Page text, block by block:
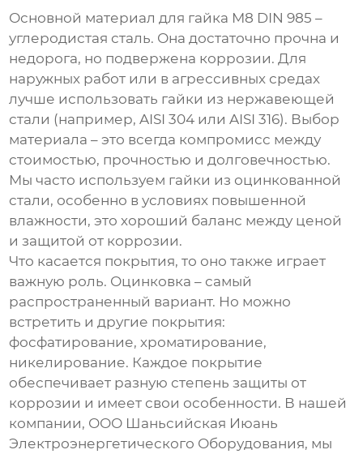
Основной материал для гайка М8 DIN 985 –
углеродистая сталь. Она достаточно прочна и
недорога, но подвержена коррозии. Для
наружных работ или в агрессивных средах
лучше использовать гайки из нержавеющей
стали (например, AISI 304 или AISI 316). Выбор
материала – это всегда компромисс между
стоимостью, прочностью и долговечностью.
Мы часто используем гайки из оцинкованной
стали, особенно в условиях повышенной
влажности, это хороший баланс между ценой
и защитой от коррозии.
Что касается покрытия, то оно также играет
важную роль. Оцинковка – самый
распространенный вариант. Но можно
встретить и другие покрытия:
фосфатирование, хроматирование,
никелирование. Каждое покрытие
обеспечивает разную степень защиты от
коррозии и имеет свои особенности. В нашей
компании, ООО Шаньсийская Июань
Электроэнергетического Оборудования, мы